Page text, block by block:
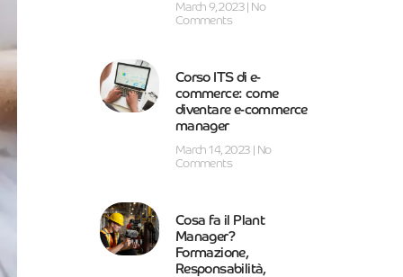
March 9, 2023
No
Comments
Corso ITS di e-
commerce: come
diventare e-commerce
manager
March 14, 2023
No
Comments
Cosa fa il Plant
Manager?
Formazione,
Responsabilità,